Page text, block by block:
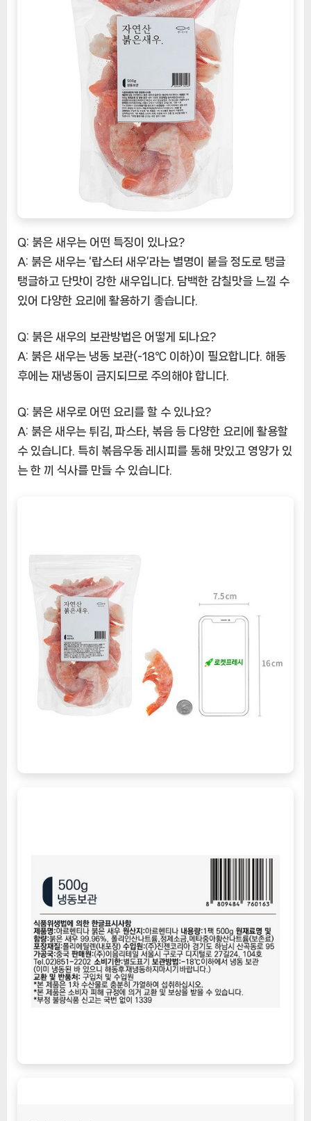
Q: 붉은 새우는 어떤 특징이 있나요?
A: 붉은 새우는 ‘랍스터 새우’라는 별명이 붙을 정도로 탱글
탱글하고 단맛이 강한 새우입니다. 담백한 감칠맛을 느낄 수
있어 다양한 요리에 활용하기 좋습니다.
Q: 붉은 새우의 보관방법은 어떻게 되나요?
A: 붉은 새우는 냉동 보관(-18℃ 이하)이 필요합니다. 해동
후에는 재냉동이 금지되므로 주의해야 합니다.
Q: 붉은 새우로 어떤 요리를 할 수 있나요?
A: 붉은 새우는 튀김, 파스타, 볶음 등 다양한 요리에 활용할
수 있습니다. 특히 볶음우동 레시피를 통해 맛있고 영양가 있
는 한 끼 식사를 만들 수 있습니다.